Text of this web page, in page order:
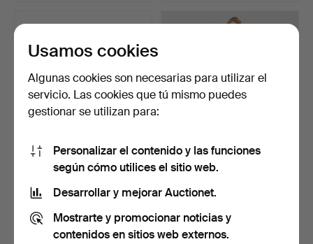
ALMOHADA PARA EL
CUELLO, porcelana, China
Subastado 1 ago 2026
32 USD
JARRA CON TAPA, famille
Subastado 1 ago 2026
32 USD
Usamos cookies
Algunas cookies son necesarias para utilizar el
servicio. Las cookies que tú mismo puedes
gestionar se utilizan para:
Personalizar el contenido y las funciones
según cómo utilices el sitio web.
Desarrollar y mejorar Auctionet.
Mostrarte y promocionar noticias y
contenidos en sitios web externos.